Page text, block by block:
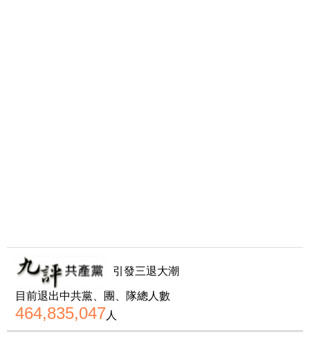
引發三退大潮
目前退出中共黨、團、隊總人數
464,835,047人